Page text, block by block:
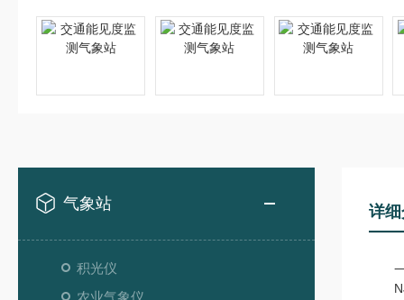
气象站
积光仪
农业气象仪
详
一